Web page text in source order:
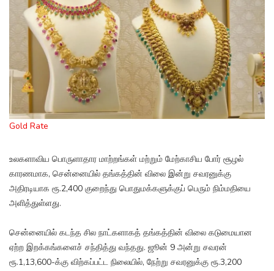
Gold Rate
உலகளாவிய பொருளாதார மாற்றங்கள் மற்றும் மேற்காசிய போர் சூழல்
காரணமாக, சென்னையில் தங்கத்தின் விலை இன்று சவரனுக்கு
அதிரடியாக ரூ.2,400 குறைந்து பொதுமக்களுக்குப் பெரும் நிம்மதியை
அளித்துள்ளது.
சென்னையில் கடந்த சில நாட்களாகத் தங்கத்தின் விலை கடுமையான
ஏற்ற இறக்கங்களைச் சந்தித்து வந்தது. ஜூன் 9 அன்று சவரன்
ரூ.1,13,600-க்கு விற்கப்பட்ட நிலையில், நேற்று சவரனுக்கு ரூ.3,200